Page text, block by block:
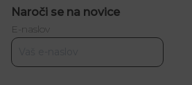
Naroči se na novice
E-naslov